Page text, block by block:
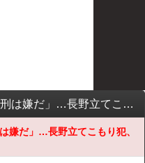
【事件】出頭を促す母親に「死刑は嫌だ」…長野立てこもり犯、自殺も図ったか
嫌だ」…長野立てこもり犯、